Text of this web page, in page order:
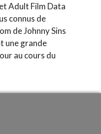
Adult Film Data
connus de
de Johnny Sins
une grande
au cours du